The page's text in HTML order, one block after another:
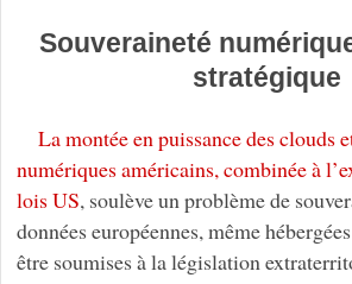
Souveraineté
stratégique
La montée en puissance des clouds
numériques américains, combinée à
lois US, soulève un problème de
données européennes, même
être soumises à la législation